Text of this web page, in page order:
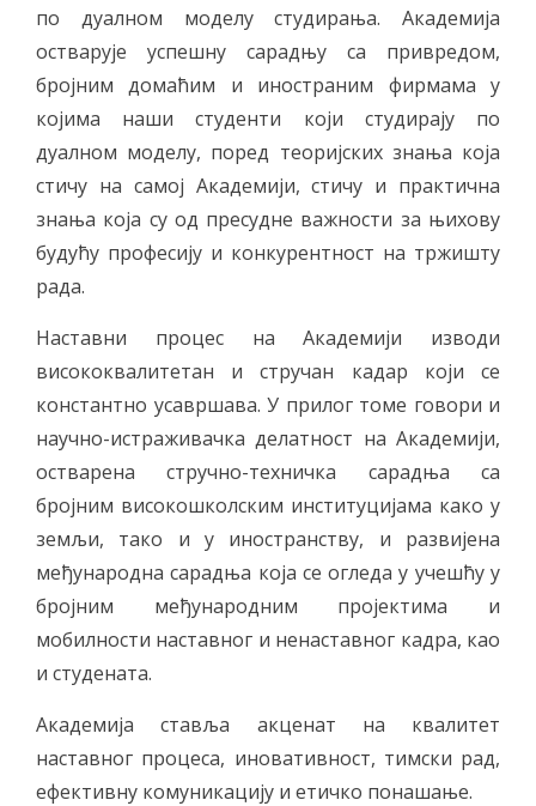
по дуалном моделу студирања. Академија
остварује успешну сарадњу са привредом,
бројним домаћим и иностраним фирмама у
којима наши студенти који студирају по
дуалном моделу, поред теоријских знања која
стичу на самој Академији, стичу и практична
знања која су од пресудне важности за њихову
будућу професију и конкурентност на тржишту
рада.
Наставни процес на Академији изводи
висококвалитетан и стручан кадар који се
константно усавршава. У прилог томе говори и
научно-истраживачка делатност на Академији,
остварена стручно-техничка сарадња са
бројним високошколским институцијама како у
земљи, тако и у иностранству, и развијена
међународна сарадња која се огледа у учешћу у
бројним међународним пројектима и
мобилности наставног и ненаставног кадра, као
и студената.
Академија ставља акценат на квалитет
наставног процеса, иновативност, тимски рад,
ефективну комуникацију и етичко понашање.